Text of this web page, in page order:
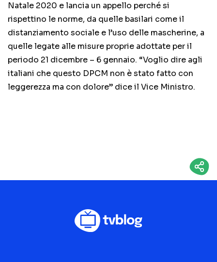
Natale 2020 e lancia un appello perché si
rispettino le norme, da quelle basilari come il
distanziamento sociale e l’uso delle mascherine, a
quelle legate alle misure proprie adottate per il
periodo 21 dicembre – 6 gennaio. “Voglio dire agli
italiani che questo DPCM non è stato fatto con
leggerezza ma con dolore” dice il Vice Ministro.